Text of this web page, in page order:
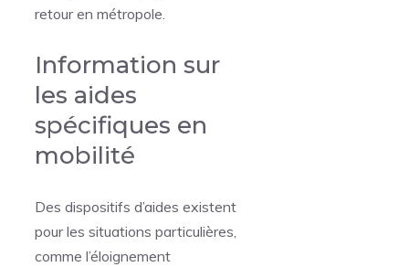
retour en métropole.
Information sur
les aides
spécifiques en
mobilité
Des dispositifs d’aides existent
pour les situations particulières,
comme l’éloignement